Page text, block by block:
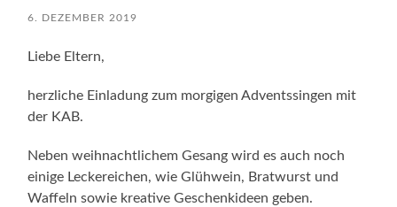
6. DEZEMBER 2019
Liebe Eltern,
herzliche Einladung zum morgigen Adventssingen mit
der KAB.
Neben weihnachtlichem Gesang wird es auch noch
einige Leckereichen, wie Glühwein, Bratwurst und
Waffeln sowie kreative Geschenkideen geben.